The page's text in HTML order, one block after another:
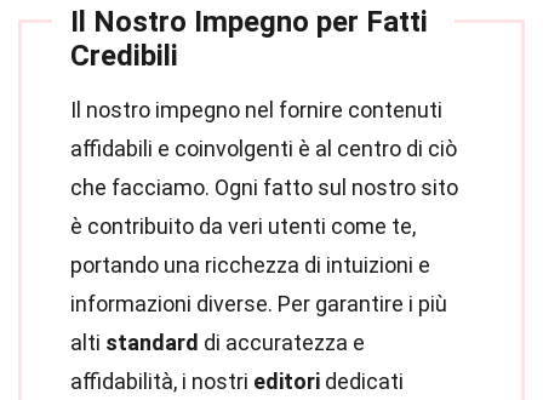
Il Nostro Impegno per Fatti
Credibili
Il nostro impegno nel fornire contenuti
affidabili e coinvolgenti è al centro di ciò
che facciamo. Ogni fatto sul nostro sito
è contribuito da veri utenti come te,
portando una ricchezza di intuizioni e
informazioni diverse. Per garantire i più
alti standard di accuratezza e
affidabilità, i nostri editori dedicati